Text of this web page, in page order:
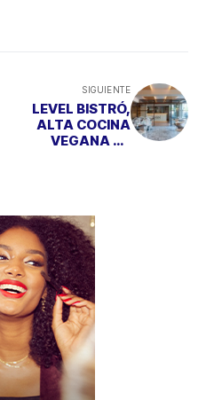
SIGUIENTE
LEVEL BISTRÓ,
ALTA COCINA
VEGANA EN